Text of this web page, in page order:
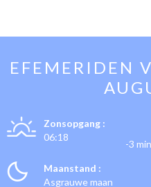
EFEMERIDEN
Zonsopgang :
06:18
-3 min
Maanstand :
Asgrauwe maan